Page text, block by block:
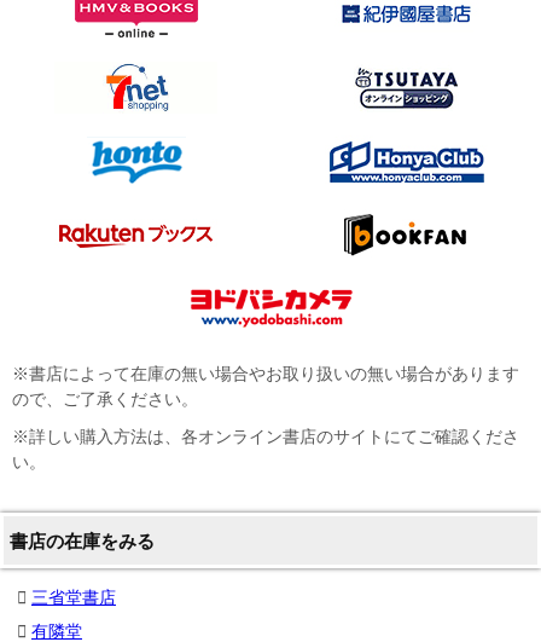
※書店によって在庫の無い場合やお取り扱いの無い場合があります
ので、ご了承ください。
※詳しい購入方法は、各オンライン書店のサイトにてご確認くださ
い。
書店の在庫をみる
三省堂書店
有隣堂